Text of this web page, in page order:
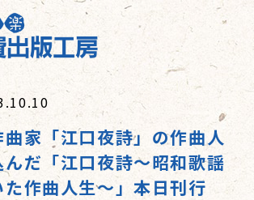
家「江口夜詩」の作曲人
だ「江口夜詩～昭和歌謡
作曲人生～」本日刊行